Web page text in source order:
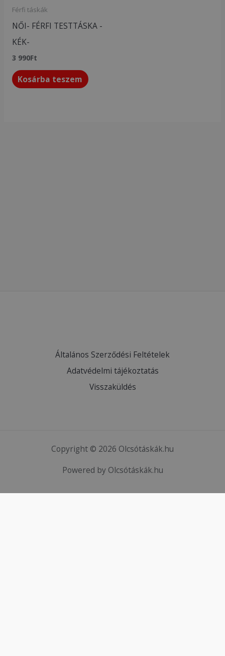
Férfi táskák
NŐI- FÉRFI TESTTÁSKA -
KÉK-
3 990Ft
Kosárba teszem
Általános Szerződési Feltételek
Adatvédelmi tájékoztatás
Visszaküldés
Copyright © 2026 Olcsótáskák.hu
Powered by Olcsótáskák.hu